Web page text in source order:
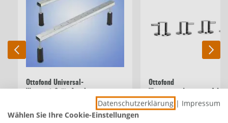
Ottofond Universal-
Ottofond
mit Umsteller für
Wassereinlaufgarnitur
Datenschutzerklärung | Impressum
Wählen Sie Ihre Cookie-Einstellungen